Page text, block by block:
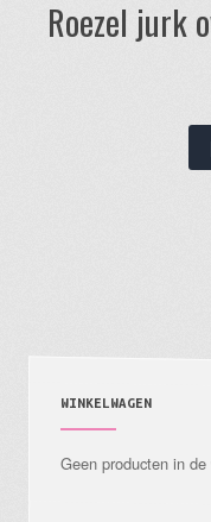
Roezel jurk
WINKELWAGEN
Geen producten in